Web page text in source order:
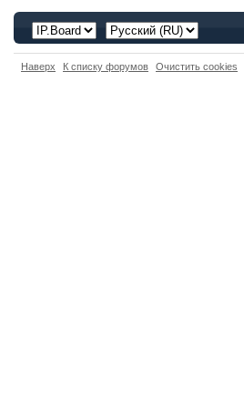
Наверх К списку форумов Очистить cookies